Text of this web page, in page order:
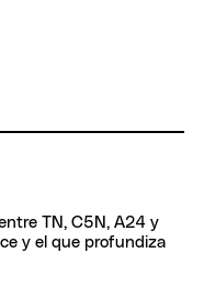
TN, C5N, A24 y
y el que profundiza